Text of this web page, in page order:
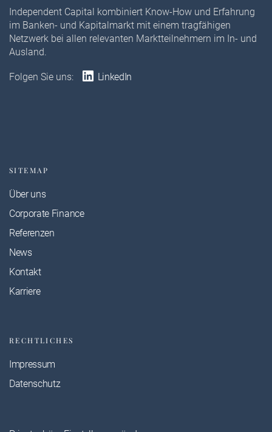
Independent Capital kombiniert Know-How und Erfahrung
im Banken- und Kapitalmarkt mit einem tragfähigen
Netzwerk bei allen relevanten Marktteilnehmern im In- und
Ausland.
Folgen Sie uns: LinkedIn
SITEMAP
Über uns
Corporate Finance
Referenzen
News
Kontakt
Karriere
RECHTLICHES
Impressum
Datenschutz